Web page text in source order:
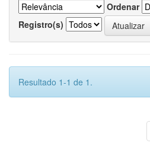
Ordenar
Registro(s)
Resultado 1-1 de 1.